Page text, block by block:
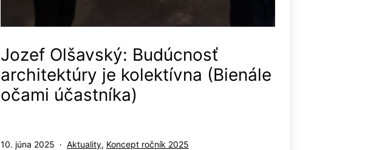
Jozef Olšavský: Budúcnosť
architektúry je kolektívna (Bienále
očami účastníka)
Publikované
10. júna 2025
Kategorizované
Aktuality, Koncept ročník 2025